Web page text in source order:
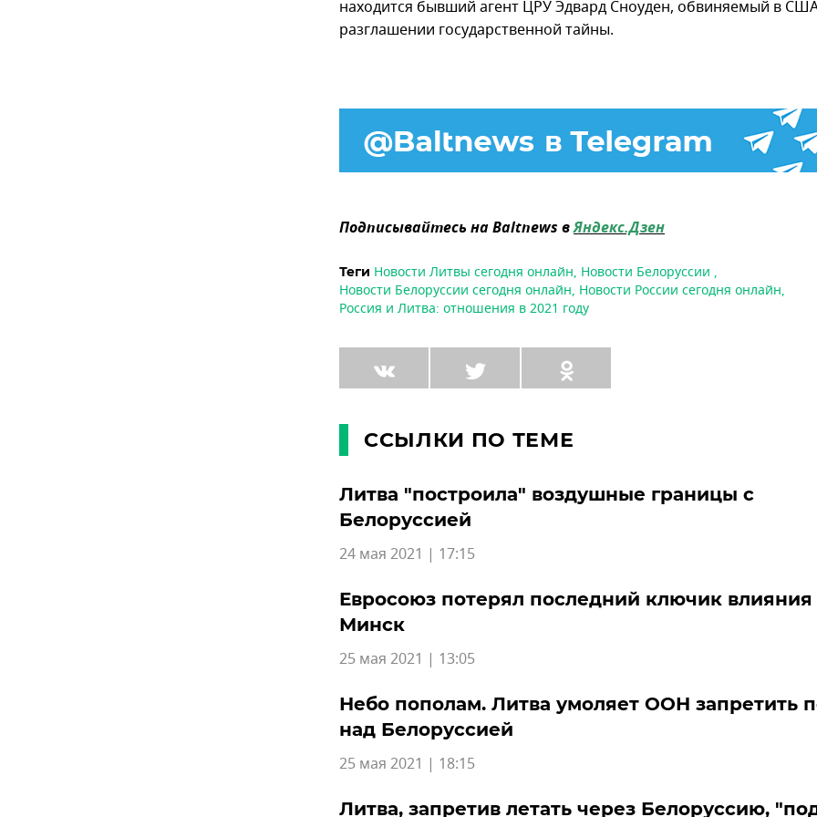
находится бывший агент ЦРУ Эдвард Сноуден, обвиняемый в
разглашении государственной тайны.
Подписывайтесь на Baltnews вЯндекс.Дзен
Теги Новости Литвы сегодня онлайн, Новости Белоруссии ,
Новости Белоруссии сегодня онлайн, Новости России сегодня онлайн,
Россия и Литва: отношения в 2021 году
ССЫЛКИ ПО ТЕМЕ
Литва "построила" воздушные границы с
Белоруссией
24 мая 2021 | 17:15
Евросоюз потерял последний ключик влияния
Минск
25 мая 2021 | 13:05
Небо пополам. Литва умоляет ООН запретить
над Белоруссией
25 мая 2021 | 18:15
Литва, запретив летать через Белоруссию,